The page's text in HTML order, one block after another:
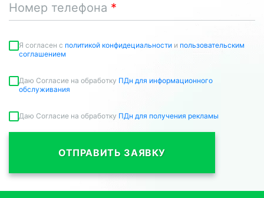
Номер телефона
Я согласен c политикой конфидециальности и пользовательским
соглашением
Даю Согласие на обработку ПДн для информационного
обслуживания
Даю Согласие на обработку ПДн для получения рекламы
ОТПРАВИТЬ ЗАЯВКУ